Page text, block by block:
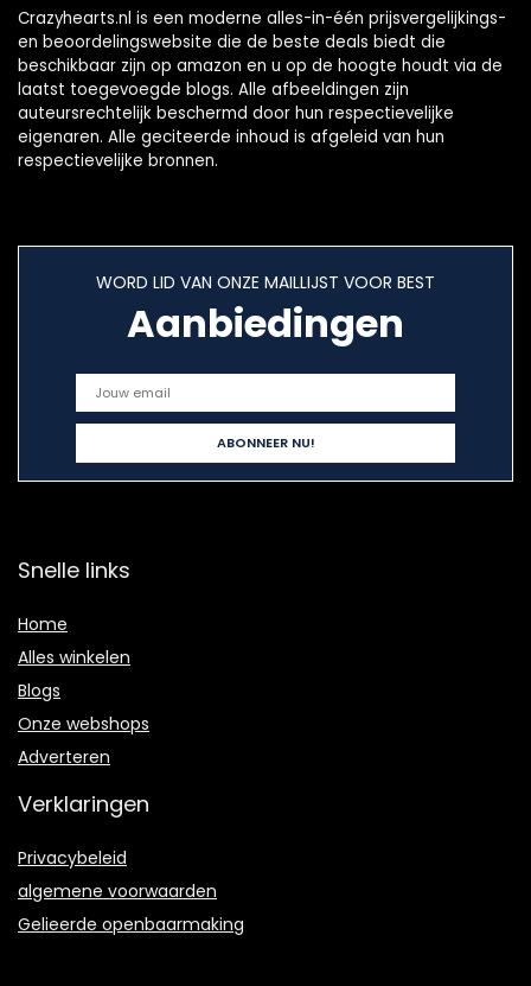
Crazyhearts.nl is een moderne alles-in-één prijsvergelijkings-
en beoordelingswebsite die de beste deals biedt die
beschikbaar zijn op amazon en u op de hoogte houdt via de
laatst toegevoegde blogs. Alle afbeeldingen zijn
auteursrechtelijk beschermd door hun respectievelijke
eigenaren. Alle geciteerde inhoud is afgeleid van hun
respectievelijke bronnen.
WORD LID VAN ONZE MAILLIJST VOOR BEST
Aanbiedingen
Snelle links
Home
Alles winkelen
Blogs
Onze webshops
Adverteren
Verklaringen
Privacybeleid
algemene voorwaarden
Gelieerde openbaarmaking